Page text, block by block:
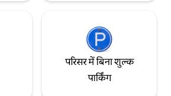
परिसर में बिना शुल्क
पार्किंग